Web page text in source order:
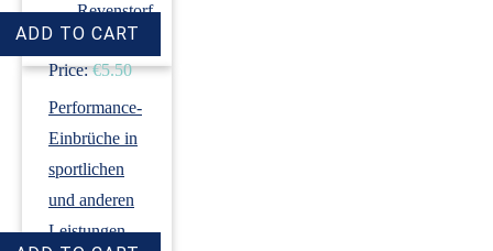
Revenstorf
Price: €5.50
Performance-
Einbrüche in
sportlichen
und anderen
Leistungen